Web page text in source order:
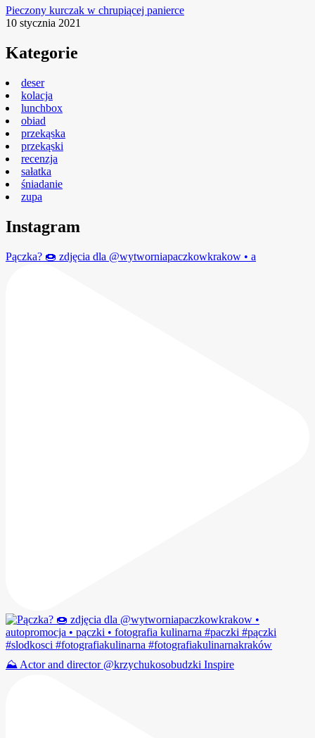
Pieczony kurczak w chrupiącej panierce
10 stycznia 2021
Kategorie
deser
kolacja
lunchbox
obiad
przekąska
przekąski
recenzja
sałatka
śniadanie
zupa
Instagram
Pączka? 🍩 zdjęcia dla @wytworniapaczkowkrakow • a
⛰️ Actor and director @krzychukosobudzki Inspire